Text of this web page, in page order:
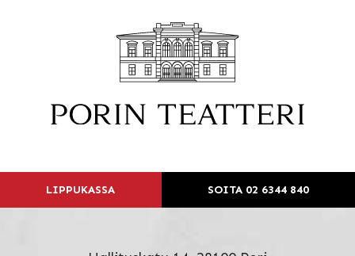
LIPPUKASSA SOITA 02 6344 840